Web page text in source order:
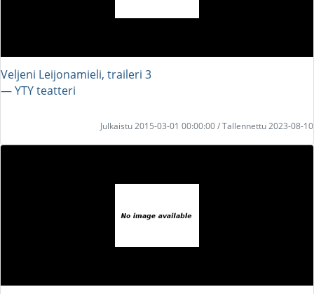
Veljeni Leijonamieli, traileri 3
― YTY teatteri
Julkaistu 2015-03-01 00:00:00 / Tallennettu 2023-08-10